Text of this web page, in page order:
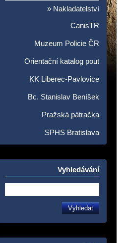
» Nakladatelství
CanisTR
Muzeum Policie ČR
Orientační katalog pout
KK Liberec-Pavlovice
Bc. Stanislav Beníšek
Pražská pátračka
SPHS Bratislava
Vyhledávání